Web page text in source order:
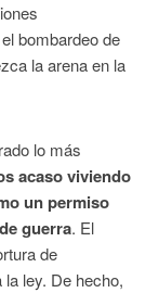
bombardeo de
la arena en la
lo más
acaso viviendo
un permiso
guerra. El
de
ley. De hecho,